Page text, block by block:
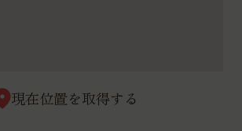
現在位置を取得する